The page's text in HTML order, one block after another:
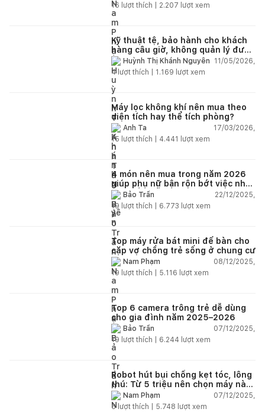
16 lượt thích | 2.207 lượt xem
Kỹ thuật tệ, bảo hành cho khách
hàng câu giờ, không quản lý được
nhân viên xây dựng của mình,
điện nhẹ, điện nước, tường quá
kém. Luôn đổ lỗi cho nhân viên.
Bảo hành quá tệ, tôi phải đợi rất
lâu mới dc bảo hành, liên hệ để
được bảo hành thì bơ khách
Huỳnh Thị Khánh Nguyên
11/05/2026,
4lượt thích | 1.169 lượt xem
Máy lọc không khí nên mua theo
diện tích hay thể tích phòng?
Anh Ta
17/03/2026,
15 lượt thích | 4.441 lượt xem
4 món nên mua trong năm 2026
giúp phụ nữ bận rộn bớt việc nhà,
nhẹ đầu mỗi ngày
Bảo Trần
22/12/2025,
19 lượt thích | 6.773 lượt xem
Top máy rửa bát mini để bàn cho
cặp vợ chồng trẻ sống ở chung cư
Nam Phạm
08/12/2025,
19 lượt thích | 5.116 lượt xem
Top 6 camera trông trẻ dễ dùng
cho gia đình năm 2025–2026
Bảo Trần
07/12/2025,
19 lượt thích | 6.244 lượt xem
Robot hút bụi chống kẹt tóc, lông
thú: Từ 5 triệu nên chọn máy nào
năm 2025–2026?
Nam Phạm
07/12/2025,
6lượt thích | 5.748 lượt xem